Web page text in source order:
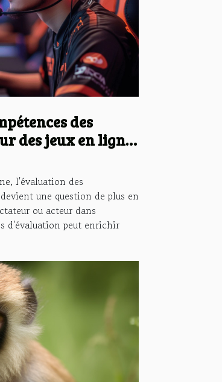
des
des jeux en ligne
l'évaluation des
une question de plus en
ou acteur dans
d'évaluation peut enrichir